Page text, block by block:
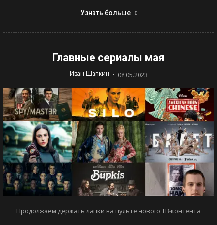
Узнать больше
Главные сериалы мая
Иван Шапкин - 08.05.2023
Продолжаем держать лапки на пульте нового ТВ-контента